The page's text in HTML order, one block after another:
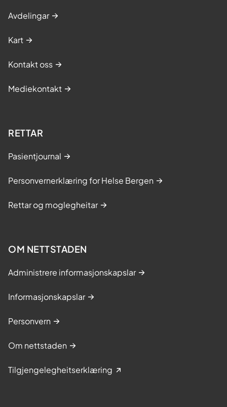
Avdelingar
Kart
Kontakt oss
Mediekontakt
RETTAR
Pasientjournal
Personvernerklæring for Helse Bergen
Rettar og moglegheitar
OM NETTSTADEN
Administrere informasjonskapslar
Informasjonskapslar
Personvern
Om nettstaden
Tilgjengelegheitserklæring